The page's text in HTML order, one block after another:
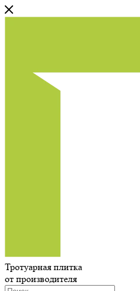
Тротуарная плитка
от производителя